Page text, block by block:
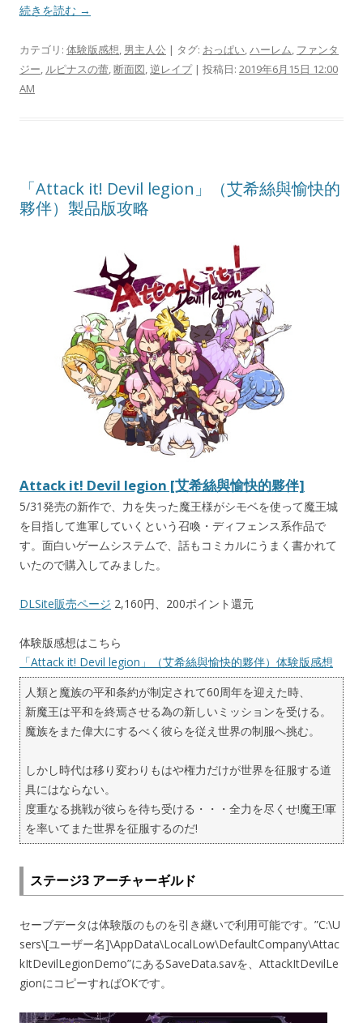
続きを読む →
カテゴリ: 体験版感想, 男主人公 | タグ: おっぱい,ハーレム, ファンタ
ジー, ルピナスの蕾,断面図,逆レイプ| 投稿日: 2019年6月15日 12:00
AM
「Attack it! Devil legion」（艾希絲與愉快的
夥伴）製品版攻略
Attack it! Devil legion [艾希絲與愉快的夥伴]
5/31発売の新作で、力を失った魔王様がシモベを使って魔王城
を目指して進軍していくという召喚・ディフェンス系作品で
す。面白いゲームシステムで、話もコミカルにうまく書かれて
いたので購入してみました。
DLSite販売ページ 2,160円、200ポイント還元
体験版感想はこちら
「Attack it! Devil legion」（艾希絲與愉快的夥伴）体験版感想
人類と魔族の平和条約が制定されて60周年を迎えた時、
新魔王は平和を終焉させる為の新しいミッションを受ける。
魔族をまた偉大にするべく彼らを従え世界の制服へ挑む。
しかし時代は移り変わりもはや権力だけが世界を征服する道
具にはならない。
度重なる挑戦が彼らを待ち受ける・・・全力を尽くせ!魔王!軍
を率いてまた世界を征服するのだ!
ステージ3 アーチャーギルド
セーブデータは体験版のものを引き継いで利用可能です。”C:\U
sers\[ユーザー名]\AppData\LocalLow\DefaultCompany\Attac
kItDevilLegionDemo”にあるSaveData.savを、AttackItDevilLe
gionにコピーすればOKです。